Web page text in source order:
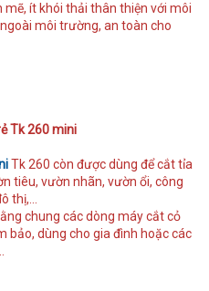
ít khói thải thân thiện với môi
môi trường, an toàn cho
Tk 260 mini
Tk 260 còn được dùng để cắt tỉa
tiêu, vườn nhãn, vườn ổi, công
thị,…
chung các dòng máy cắt cỏ
dùng cho gia đình hoặc các